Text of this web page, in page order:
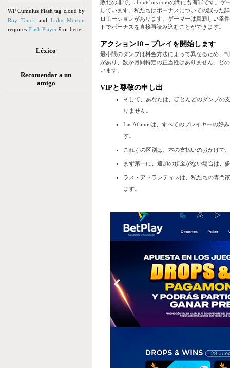
WP Cumulus Flash tag cloud by
Roy Tanck andLuke Morton
requires Flash Player 9 or better.
Léxico
Recomendar a un
amigo
敗北の罪で、aboutslots.comの間にも有罪です。
しています。私たちはボーナスについての誤った
ロモーションがあります。ゲーマーは真新しい条
トでボーナスを直接再読み込むことができます。
アクション10 – プレイを開始します
最小限のダンプは料金方法によって異なるため、
があり、数か月間特定の正当性はありません。ど
います。
VIPと尊敬の申し出
そして、あなたは、ほとんどのダンプの
りません。
Las Atlantisは、すべてのプレイヤーの好
す。
これらの区別は、本の支払いのおかげで
まず第一に、追加の預金がない場合は、
ラス・アトランティスは、私たちの専門
ます。